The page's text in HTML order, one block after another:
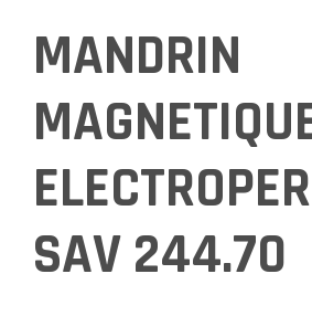
MANDRIN
SAV 244.70